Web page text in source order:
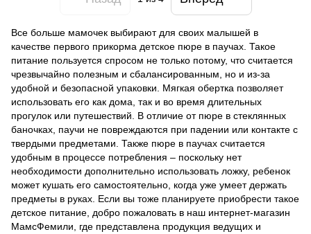
Все больше мамочек выбирают для своих малышей в
качестве первого прикорма детское пюре в паучах. Такое
питание пользуется спросом не только потому, что считается
чрезвычайно полезным и сбалансированным, но и из-за
удобной и безопасной упаковки. Мягкая обертка позволяет
использовать его как дома, так и во время длительных
прогулок или путешествий. В отличие от пюре в стеклянных
баночках, паучи не повреждаются при падении или контакте с
твердыми предметами. Также пюре в паучах считается
удобным в процессе потребления – поскольку нет
необходимости дополнительно использовать ложку, ребенок
может кушать его самостоятельно, когда уже умеет держать
предметы в руках. Если вы тоже планируете приобрести такое
детское питание, добро пожаловать в наш интернет-магазин
МамсФемили, где представлена продукция ведущих и